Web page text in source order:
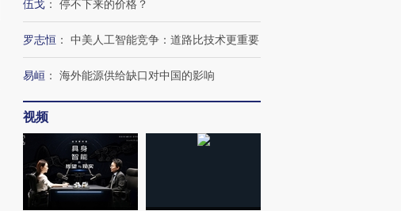
伍戈 ： 停不下来的价格？
罗志恒 ： 中美人工智能竞争：道路比技术更重要
易峘 ： 海外能源供给缺口对中国的影响
视频